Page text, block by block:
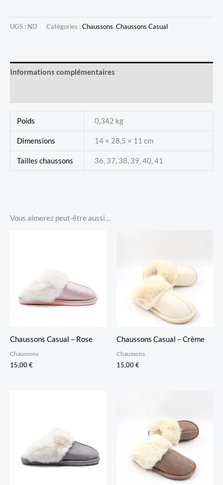
Casual
UGS : ND Catégories :Chaussons, Chaussons Casual
Informations complémentaires
Poids 0,342 kg
Dimensions 14 × 28,5 × 11 cm
Tailles chaussons 36, 37, 38, 39, 40, 41
Vous aimerez peut-être aussi…
Chaussons Casual – Rose
Chaussons
15,00€
Chaussons Casual – Crème
Chaussons
15,00€